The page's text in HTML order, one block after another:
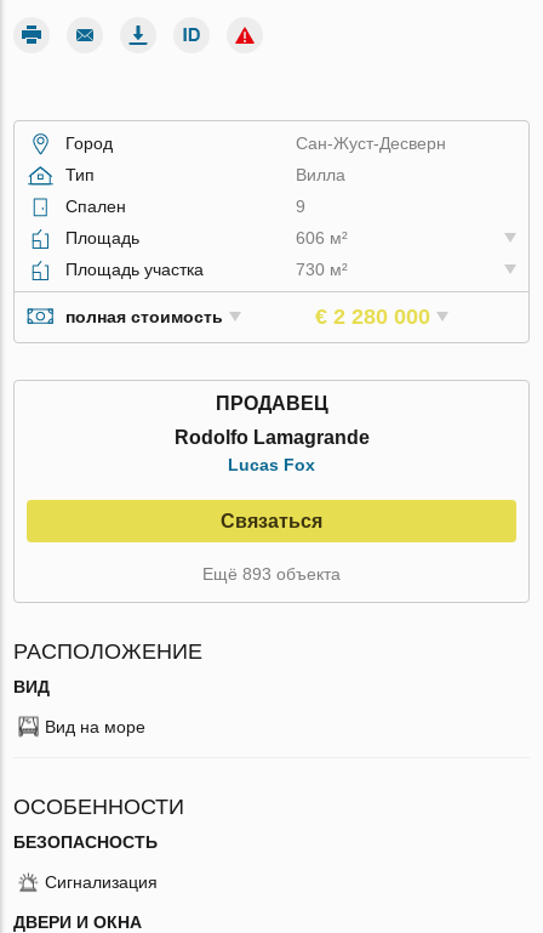
Город
Сан-Жуст-Десверн
Тип
Вилла
Спален
9
Площадь
606 м²
Площадь участка
730 м²
полная стоимость € 2 280 000
ПРОДАВЕЦ
Rodolfo Lamagrande
Lucas Fox
Связаться
Ещё 893 объекта
РАСПОЛОЖЕНИЕ
ВИД
Вид на море
ОСОБЕННОСТИ
БЕЗОПАСНОСТЬ
Сигнализация
ДВЕРИ И ОКНА